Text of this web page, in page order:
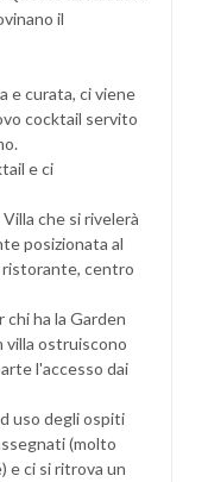
il
e curata, ci viene
cocktail servito
e ci
che si rivelerà
posizionata al
ristorante, centro
chi ha la Garden
villa ostruiscono
l'accesso dai
uso degli ospiti
(molto
e ci si ritrova un